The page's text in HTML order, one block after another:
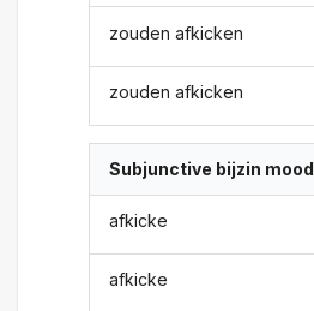
zouden afkicken
zouden afkicken
Subjunctive bijzin mood
afkicke
afkicke